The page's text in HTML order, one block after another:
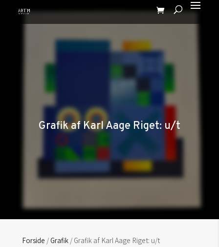
Grafik af Karl Aage Riget: u/t
Forside /Grafik/ Grafik af Karl Aage Riget: u/t